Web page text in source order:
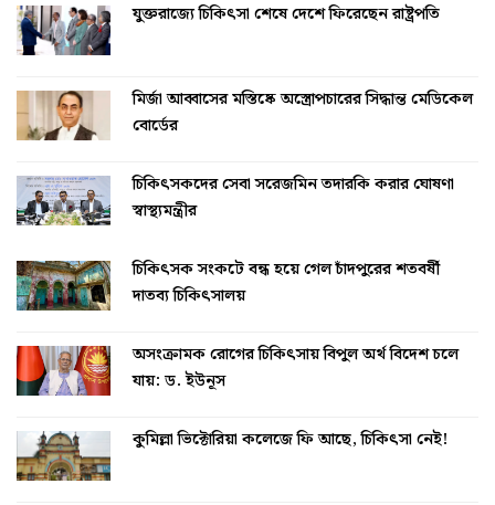
যুক্তরাজ্যে চিকিৎসা শেষে দেশে ফিরেছেন রাষ্ট্রপতি
মির্জা আব্বাসের মস্তিষ্কে অস্ত্রোপচারের সিদ্ধান্ত মেডিকেল
বোর্ডের
চিকিৎসকদের সেবা সরেজমিন তদারকি করার ঘোষণা
স্বাস্থ্যমন্ত্রীর
চিকিৎসক সংকটে বন্ধ হয়ে গেল চাঁদপুরের শতবর্ষী
দাতব্য চিকিৎসালয়
অসংক্রামক রোগের চিকিৎসায় বিপুল অর্থ বিদেশ চলে
যায়: ড. ইউনূস
কুমিল্লা ভিক্টোরিয়া কলেজে ফি আছে, চিকিৎসা নেই!